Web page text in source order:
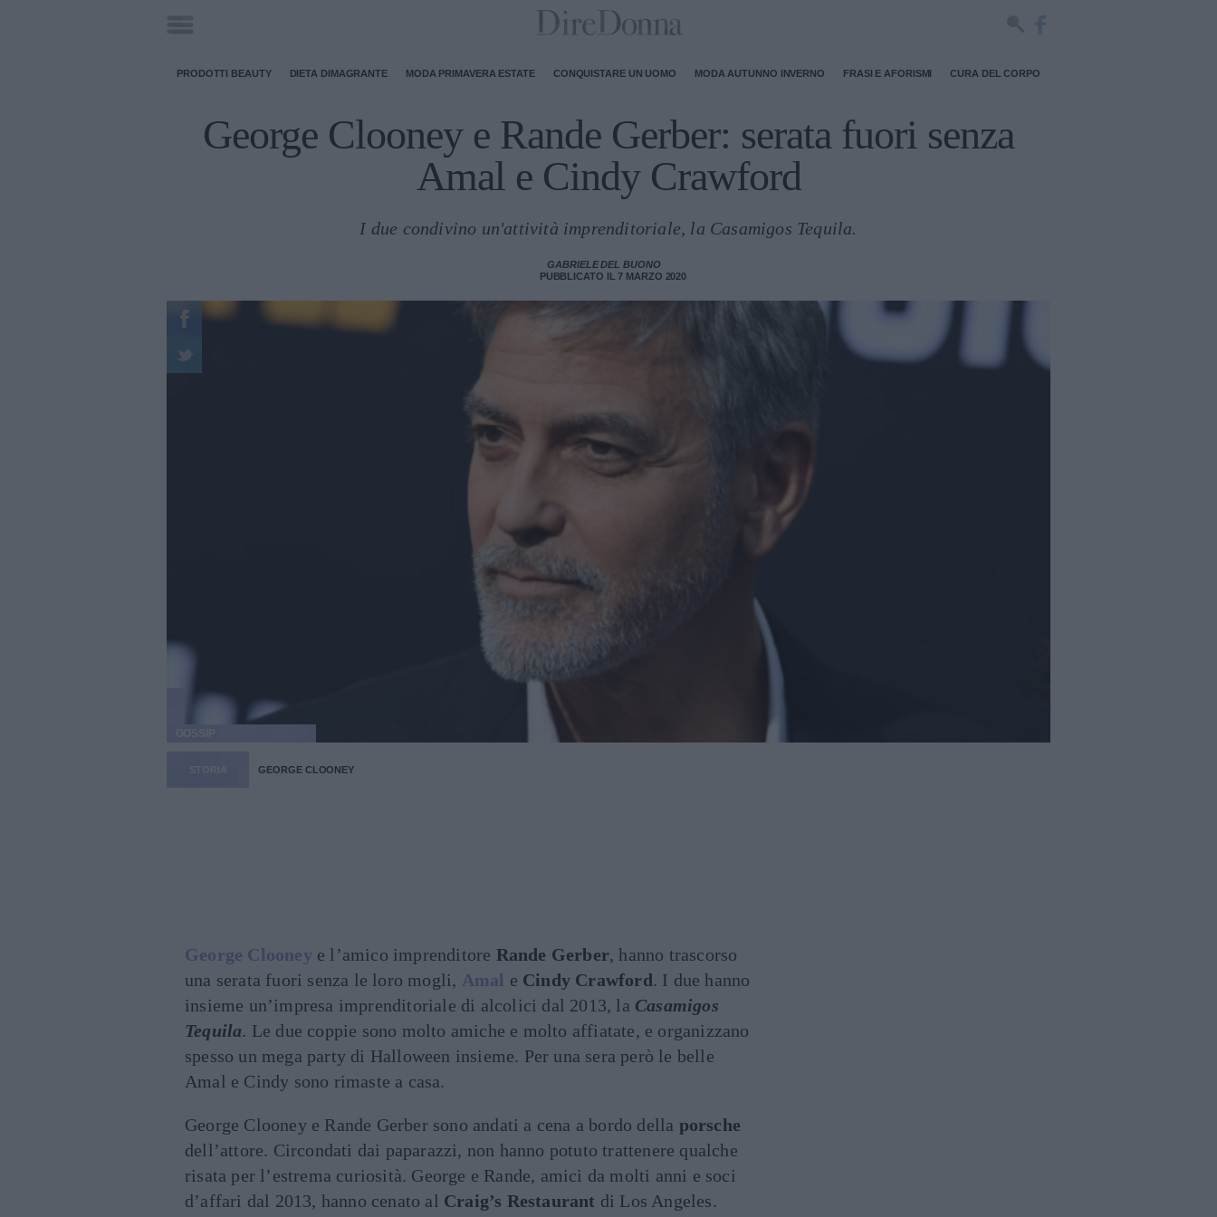
PRODOTTI BEAUTY DIETA DIMAGRANTE MODA PRIMAVERA ESTATE CONQUISTARE UN UOMO MODA AUTUNNO INVERNO FRASI E AFORISMI CURA DEL CORPO
George Clooney e Rande Gerber: serata fuori senza
Amal e Cindy Crawford
I due condivino un'attività imprenditoriale, la Casamigos Tequila.
GABRIELE DEL BUONO
PUBBLICATO IL 7 MARZO 2020
GEORGE CLOONEY
George Clooney e l’amico imprenditore Rande Gerber, hanno trascorso
una serata fuori senza le loro mogli, Amal e Cindy Crawford. I due hanno
insieme un’impresa imprenditoriale di alcolici dal 2013, la Casamigos
Tequila. Le due coppie sono molto amiche e molto affiatate, e organizzano
spesso un mega party di Halloween insieme. Per una sera però le belle
Amal e Cindy sono rimaste a casa.
George Clooney e Rande Gerber sono andati a cena a bordo della porsche
dell’attore. Circondati dai paparazzi, non hanno potuto trattenere qualche
risata per l’estrema curiosità. George e Rande, amici da molti anni e soci
d’affari dal 2013, hanno cenato al Craig’s Restaurant di Los Angeles.